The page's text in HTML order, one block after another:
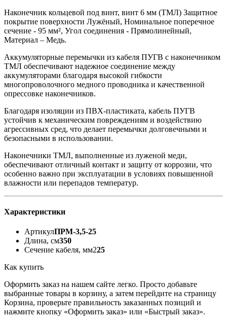
Наконечник кольцевой под винт, винт 6 мм (ТМЛ) Защитное
покрытие поверхности Лужёный, Номинальное поперечное
сечение - 95 мм², Угол соединения - Прямолинейный,
Материал – Медь.
Аккумуляторные перемычки из кабеля ПУГВ с наконечником
ТМЛ обеспечивают надежное соединение между
аккумуляторами благодаря высокой гибкости
многопроволочного медного проводника и качественной
опрессовке наконечников.
Благодаря изоляции из ПВХ-пластиката, кабель ПУГВ
устойчив к механическим повреждениям и воздействию
агрессивных сред, что делает перемычки долговечными и
безопасными в использовании.
Наконечники ТМЛ, выполненные из луженой меди,
обеспечивают отличный контакт и защиту от коррозии, что
особенно важно при эксплуатации в условиях повышенной
влажности или перепадов температур.
Характеристики
АртикулПРМ-3,5-25
Длина, см350
Сечение кабеля, мм225
Как купить
Оформить заказ на нашем сайте легко. Просто добавьте
выбранные товары в корзину, а затем перейдите на страницу
Корзина, проверьте правильность заказанных позиций и
нажмите кнопку «Оформить заказ» или «Быстрый заказ».